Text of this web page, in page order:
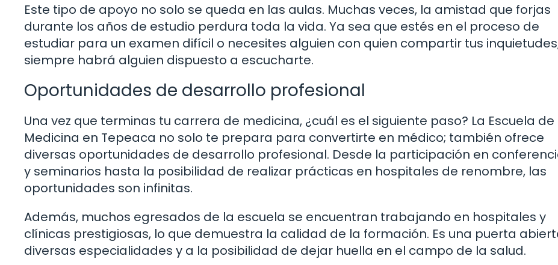
Este tipo de apoyo no solo se queda en las aulas. Muchas veces, la amistad que forjas
durante los años de estudio perdura toda la vida. Ya sea que estés en el proceso de
estudiar para un examen difícil o necesites alguien con quien compartir tus
siempre habrá alguien dispuesto a escucharte.
Oportunidades de desarrollo profesional
Una vez que terminas tu carrera de medicina, ¿cuál es el siguiente paso? La Escuela de
Medicina en Tepeaca no solo te prepara para convertirte en médico; también ofrece
diversas oportunidades de desarrollo profesional. Desde la participación en
y seminarios hasta la posibilidad de realizar prácticas en hospitales de renombre, las
oportunidades son infinitas.
Además, muchos egresados de la escuela se encuentran trabajando en hospitales y
clínicas prestigiosas, lo que demuestra la calidad de la formación. Es una puerta
diversas especialidades y a la posibilidad de dejar huella en el campo de la salud.